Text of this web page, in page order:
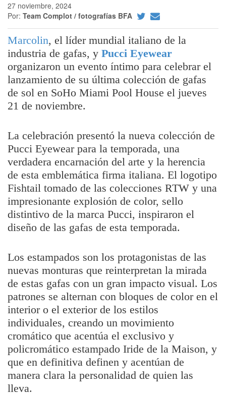
27 noviembre, 2024
Por: Team Complot / fotografías BFA
Marcolin, el líder mundial italiano de la
industria de gafas, y Pucci Eyewear
organizaron un evento íntimo para celebrar el
lanzamiento de su última colección de gafas
de sol en SoHo Miami Pool House el jueves
21 de noviembre.
La celebración presentó la nueva colección de
Pucci Eyewear para la temporada, una
verdadera encarnación del arte y la herencia
de esta emblemática firma italiana. El logotipo
Fishtail tomado de las colecciones RTW y una
impresionante explosión de color, sello
distintivo de la marca Pucci, inspiraron el
diseño de las gafas de esta temporada.
Los estampados son los protagonistas de las
nuevas monturas que reinterpretan la mirada
de estas gafas con un gran impacto visual. Los
patrones se alternan con bloques de color en el
interior o el exterior de los estilos
individuales, creando un movimiento
cromático que acentúa el exclusivo y
policromático estampado Iride de la Maison, y
que en definitiva definen y acentúan de
manera clara la personalidad de quien las
lleva.